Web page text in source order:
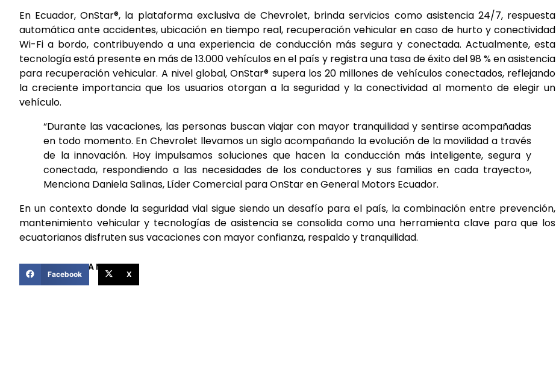
En Ecuador, OnStar®, la plataforma exclusiva de Chevrolet, brinda servicios como asistencia 24/7, respuesta
automática ante accidentes, ubicación en tiempo real, recuperación vehicular en caso de hurto y conectividad
Wi-Fi a bordo, contribuyendo a una experiencia de conducción más segura y conectada. Actualmente, esta
tecnología está presente en más de 13.000 vehículos en el país y registra una tasa de éxito del 98 % en asistencia
para recuperación vehicular. A nivel global, OnStar® supera los 20 millones de vehículos conectados, reflejando
la creciente importancia que los usuarios otorgan a la seguridad y la conectividad al momento de elegir un
vehículo.
“Durante las vacaciones, las personas buscan viajar con mayor tranquilidad y sentirse acompañadas
en todo momento. En Chevrolet llevamos un siglo acompañando la evolución de la movilidad a través
de la innovación. Hoy impulsamos soluciones que hacen la conducción más inteligente, segura y
conectada, respondiendo a las necesidades de los conductores y sus familias en cada trayecto»,
Menciona Daniela Salinas, Líder Comercial para OnStar en General Motors Ecuador.
En un contexto donde la seguridad vial sigue siendo un desafío para el país, la combinación entre prevención,
mantenimiento vehicular y tecnologías de asistencia se consolida como una herramienta clave para que los
ecuatorianos disfruten sus vacaciones con mayor confianza, respaldo y tranquilidad.
COMPARTIR ESTA NOTICIA
Facebook X